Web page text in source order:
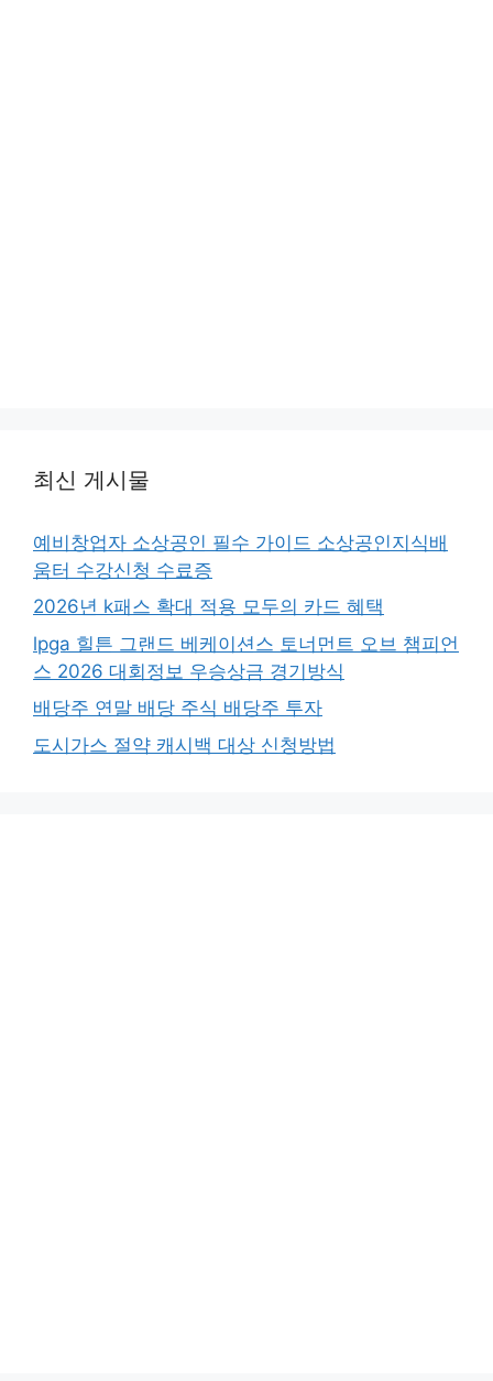
최신 게시물
예비창업자 소상공인 필수 가이드 소상공인지식배
움터 수강신청 수료증
2026년 k패스 확대 적용 모두의 카드 혜택
lpga 힐튼 그랜드 베케이션스 토너먼트 오브 챔피언
스 2026 대회정보 우승상금 경기방식
배당주 연말 배당 주식 배당주 투자
도시가스 절약 캐시백 대상 신청방법